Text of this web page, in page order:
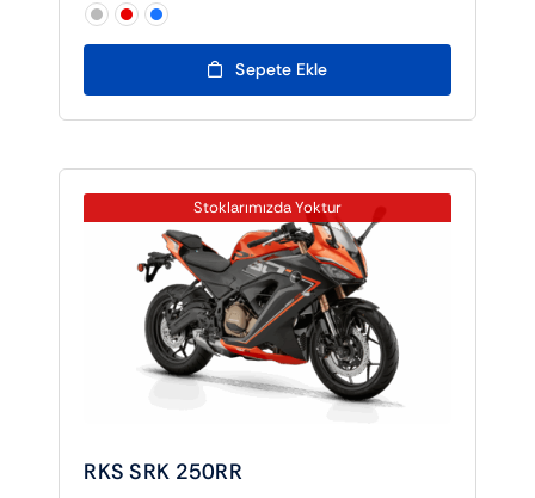
Sepete Ekle
Stoklarımızda Yoktur
RKS SRK 250RR